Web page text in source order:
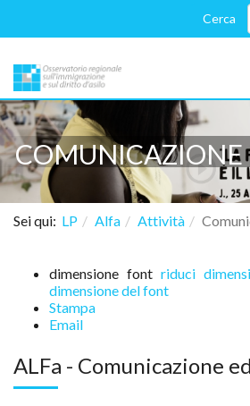
COMUNICAZIONE
Sei qui: LP Alfa Attività
dimensione font riduci
dimensione del font
Stampa
Email
ALFa - Comunicazione